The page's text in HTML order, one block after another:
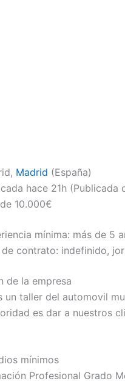
Madrid (España)
hace 21h (Publicada
10.000€
mínima: más de 5
contrato: indefinido,
de la empresa
un taller del automovil
es dar a nuestros
mínimos
Profesional Grado